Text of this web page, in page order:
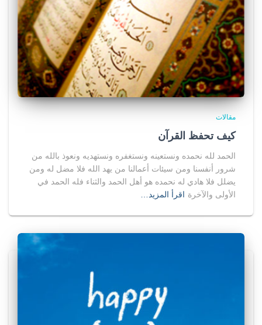
مقالات
كيف تحفظ القرآن
الحمد لله نحمده ونستعينه ونستغفره ونستهديه ونعوذ بالله من
شرور أنفسنا ومن سيئات أعمالنا من يهد الله فلا مضل له ومن
يضلل فلا هادي له نحمده هو أهل الحمد والثناء فله الحمد في
الأولى والآخرة اقرأ المزيد…